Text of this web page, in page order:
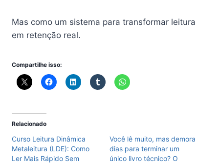
Mas como um sistema para transformar leitura
em retenção real.
Compartilhe isso:
Relacionado
Curso Leitura Dinâmica
Metaleitura (LDE): Como
Ler Mais Rápido Sem
Você lê muito, mas demora
dias para terminar um
único livro técnico? O